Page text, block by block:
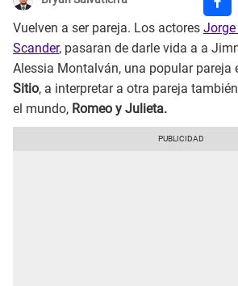
Vuelven a ser pareja. Los actores Jorge
Scander, pasaran de darle vida a a
Alessia Montalván, una popular pareja
Sitio, a interpretar a otra pareja
el mundo, Romeo y Julieta.